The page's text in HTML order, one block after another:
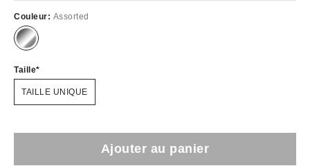
Couleur: Assorted
Taille
TAILLE UNIQUE
Ajouter au panier